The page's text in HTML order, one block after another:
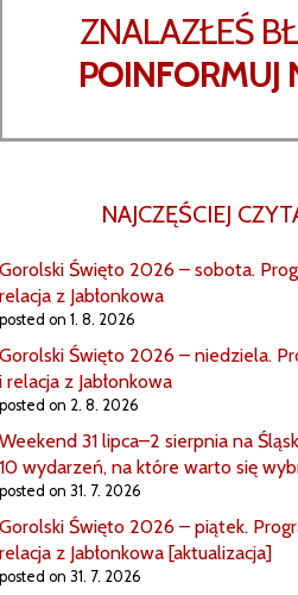
ZNALAZŁEŚ
POINFORMUJ
NAJCZĘŚCIEJ
Gorolski Święto 2026 – sobota.
relacja z Jabłonkowa
posted on 1. 8. 2026
Gorolski Święto 2026 – niedziela.
i relacja z Jabłonkowa
posted on 2. 8. 2026
Weekend 31 lipca–2 sierpnia na
10 wydarzeń, na które warto się
posted on 31. 7. 2026
Gorolski Święto 2026 – piątek.
relacja z Jabłonkowa [aktualizacja]
posted on 31. 7. 2026